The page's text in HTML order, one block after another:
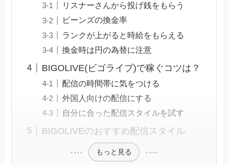
リスナーさんから投げ銭をもらう
ビーンズの換金率
ランクが上がると時給をもらえる
換金時は円の為替に注意
BIGOLIVE(ビゴライブ)で稼ぐコツは？
配信の時間帯に気をつける
外国人向けの配信にする
自分に合った配信スタイルを試す
BIGOLIVEのおすすめ配信スタイル
もっと見る